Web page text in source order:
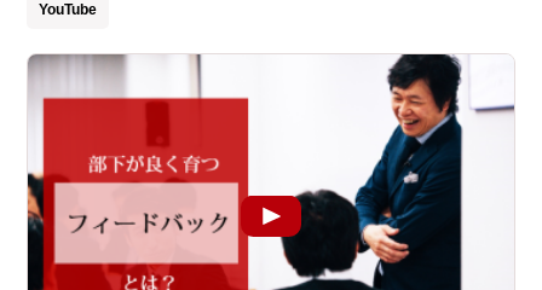
YouTube